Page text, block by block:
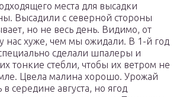
места для высадки
Высадили с северной стороны
но не весь день. Видимо, от
нас хуже, чем мы ожидали. В 1-й год
сделали шпалеры и
тонкие стебли, чтобы их ветром не
Цвела малина хорошо. Урожай
в середине августа, но ягод